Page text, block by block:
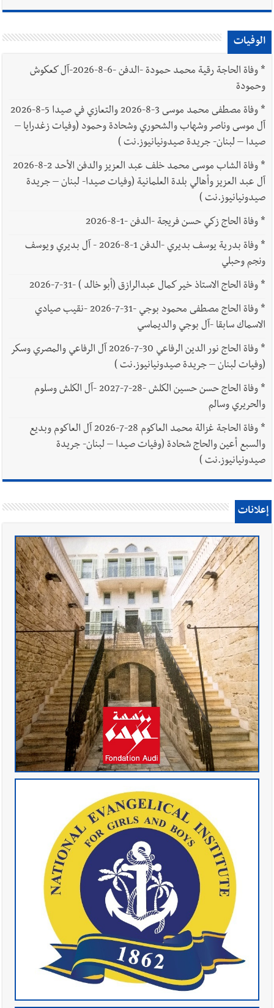
الوفيات
*
وفاة الحاجة رقية محمد حمودة -الدفن -6-8-2026-آل كعكوش
وحمودة
*
وفاة مصطفى محمد موسى 3-8-2026 والتعازي في صيدا 5-8-2026
آل موسى وناصر وشهاب والشحوري وشحادة وحمود (وفيات زغدرايا –
صيدا – لبنان- جريدة صيدونيانيوز.نت )
*
وفاة الشاب موسى محمد خلف عبد العزيز والدفن الأحد 2-8-2026
آل عبد العزيز وأهالي بلدة العلمانية (وفيات صيدا- لبنان – جريدة
صيدونيانيوز.نت )
*وفاة الحاج زكي حسن فريجة -الدفن -1-8-2026
*
وفاة بدرية يوسف بديري -الدفن 1-8-2026 - آل بديري ويوسف
ونجم وحبلي
*وفاة الحاج الاستاذ خير كمال عبدالرازق (أبو خالد ) -31-7-2026
*
وفاة الحاج مصطفى محمود بوجي -31-7-2026 -نقيب صيادي
الاسماك سابقا -آل بوجي والديماسي
*
وفاة الحاج نور الدين الرفاعي 30-7-2026 آل الرفاعي والمصري وسكر
(وفيات لبنان – جريدة صيدونيانيوز.نت )
*
وفاة الحاج حسن حسين الكلش -28-7-2027 -آل الكلش وسلوم
والحريري وسالم
*
وفاة الحاجة غزالة محمد العاكوم 28-7-2026 آل العاكوم وبديع
والسبع أعين والحاج شحادة (وفيات صيدا – لبنان- جريدة
صيدونيانيوز.نت )
إعلانات